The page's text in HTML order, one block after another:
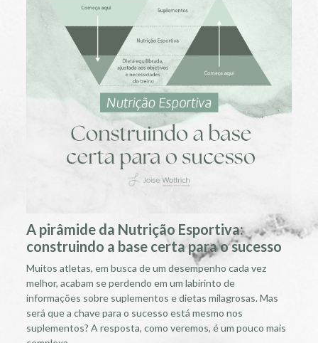
A pirâmide da Nutrição Esportiva:
construindo a base certa para o sucesso
Muitos atletas, em busca de um desempenho cada vez
melhor, acabam se perdendo em um labirinto de
informações sobre suplementos e dietas milagrosas. Mas
será que a chave para o sucesso está mesmo nos
suplementos? A resposta, como veremos, é um pouco mais